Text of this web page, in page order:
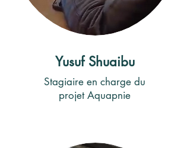
Yusuf Shuaibu
Stagiaire en charge du
projet Aquapnie